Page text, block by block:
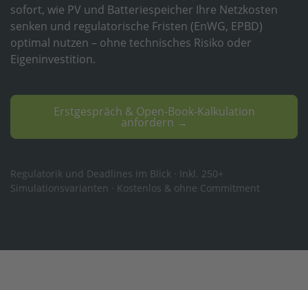
sofort, wie PV und Batteriespeicher Ihre Netzkosten
senken und regulatorische Fristen (EnWG, EPBD)
optimal nutzen – ohne technisches Risiko oder
Eigeninvestition.
Erstgespräch & Open-Book-Kalkulation
anfordern →
Regulatorik und Deadlines im Blick · Inkl. 250+
Simulationsvarianten · Kostenlos & ohne Commitment